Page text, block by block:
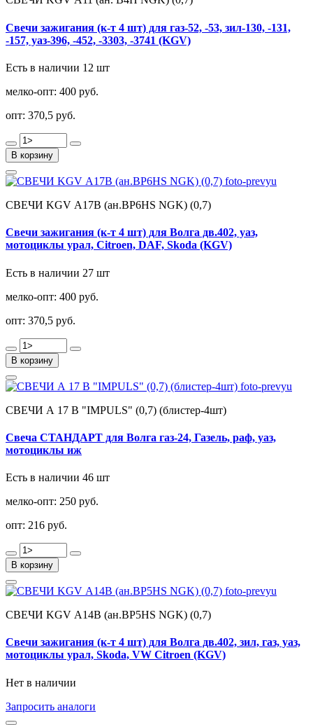
Свечи зажигания (к-т 4 шт) для газ-52, -53, зил-130, -131,
-157, уаз-396, -452, -3303, -3741 (KGV)
Есть в наличии 12 шт
мелко-опт: 400 руб.
опт: 370,5 руб.
В корзину
СВЕЧИ KGV А17В (ан.BP6HS NGK) (0,7)
Свечи зажигания (к-т 4 шт) для Волга дв.402, уаз,
мотоциклы урал, Citroen, DAF, Skoda (KGV)
Есть в наличии 27 шт
мелко-опт: 400 руб.
опт: 370,5 руб.
В корзину
СВЕЧИ А 17 В "IMPULS" (0,7) (блистер-4шт)
Свеча СТАНДАРТ для Волга газ-24, Газель, раф, уаз,
мотоциклы иж
Есть в наличии 46 шт
мелко-опт: 250 руб.
опт: 216 руб.
В корзину
СВЕЧИ KGV А14В (ан.BP5HS NGK) (0,7)
Свечи зажигания (к-т 4 шт) для Волга дв.402, зил, газ, уаз,
мотоциклы урал, Skoda, VW Citroen (KGV)
Нет в наличии
Запросить аналоги